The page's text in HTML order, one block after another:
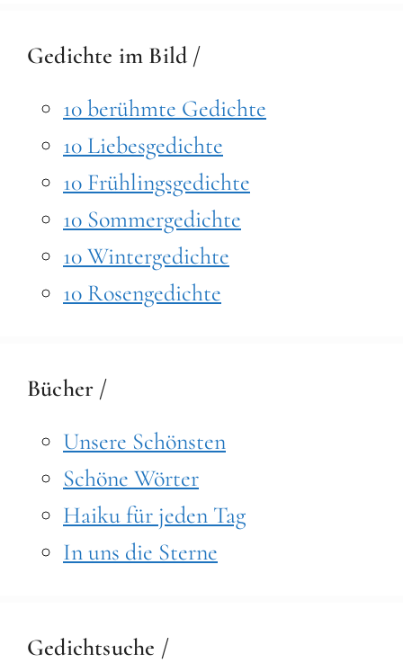
Gedichte im Bild /
10 berühmte Gedichte
10 Liebesgedichte
10 Frühlingsgedichte
10 Sommergedichte
10 Wintergedichte
10 Rosengedichte
Bücher /
Unsere Schönsten
Schöne Wörter
Haiku für jeden Tag
In uns die Sterne
Gedichtsuche /